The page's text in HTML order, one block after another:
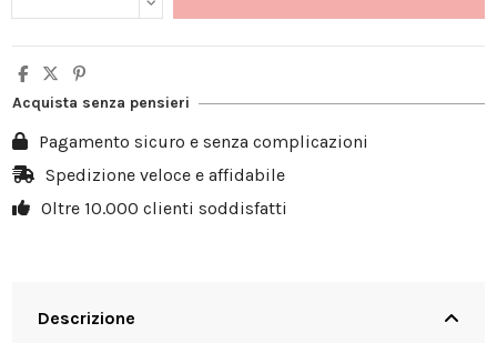
Acquista senza pensieri
Pagamento sicuro e senza complicazioni
Spedizione veloce e affidabile
Oltre 10.000 clienti soddisfatti
Descrizione